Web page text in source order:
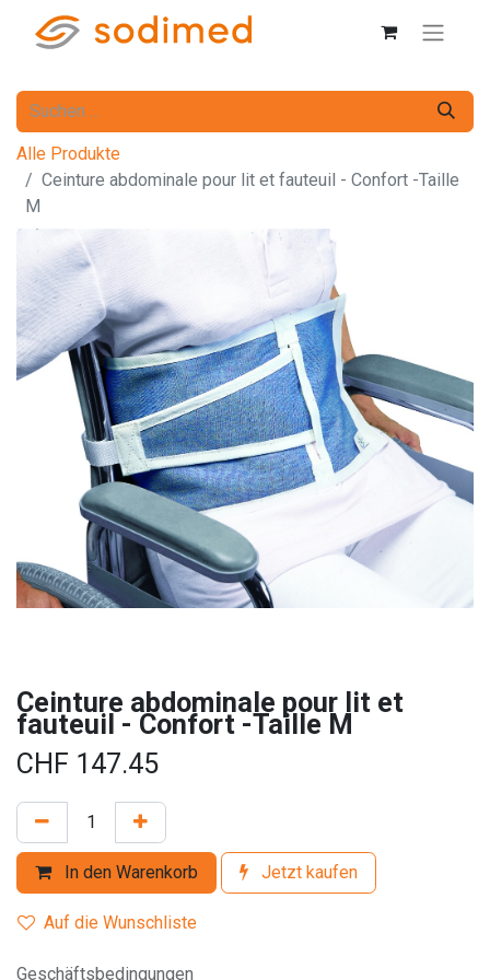
Alle Produkte
Ceinture abdominale pour lit et fauteuil - Confort -Taille
M
Ceinture abdominale pour lit et
fauteuil - Confort -Taille M
CHF 147.45
In den Warenkorb Jetzt kaufen
Auf die Wunschliste
Geschäftsbedingungen